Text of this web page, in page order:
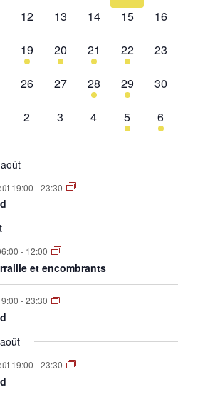
0
12
0
13
0
14
0
15
0
16
1
évènement,
19
2
évènements,
20
1
évènement,
21
2
évènements,
22
0
23
0
26
0
évènement,
27
1
évènement,
28
1
évènement,
29
0
30
0
2
0
3
0
évènement,
4
1
évènement,
5
1
évènement,
6
19:00 -23:30
- 12:00
et encombrants
-23:30
19:00 -23:30